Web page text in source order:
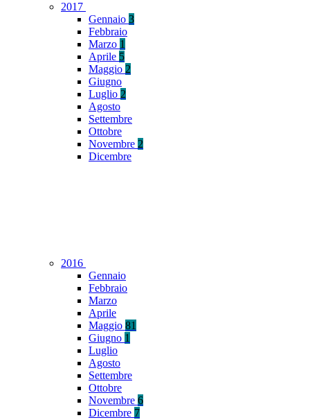
2017
Gennaio 3
Febbraio
Marzo 1
Aprile 5
Maggio 2
Giugno
Luglio 2
Agosto
Settembre
Ottobre
Novembre 2
Dicembre
2016
Gennaio
Febbraio
Marzo
Aprile
Maggio 81
Giugno 1
Luglio
Agosto
Settembre
Ottobre
Novembre 6
Dicembre 7